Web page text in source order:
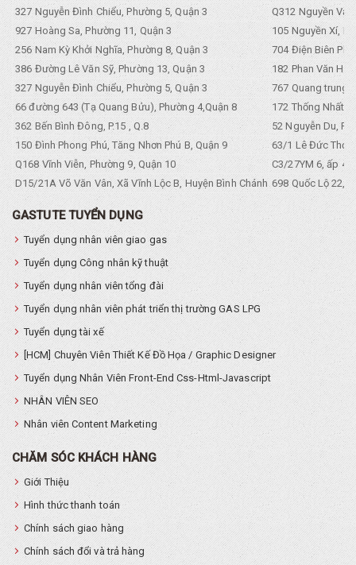
327 Nguyễn Đình Chiểu, Phường 5, Quận 3
Q312 Nguyền
927 Hoàng Sa, Phường 11, Quận 3
105 Nguyền Xí,
256 Nam Kỳ Khởi Nghĩa, Phường 8, Quận 3
704 Điện Biên
386 Đường Lê Văn Sỹ, Phường 13, Quận 3
182 Phan Văn
327 Nguyễn Đình Chiểu, Phường 5, Quận 3
767 Quang trung,
66 đường 643 (Tạ Quang Bửu), Phường 4,Quận 8
172 Thống Nhất.
362 Bến Bình Đông, P.15 , Q.8
52 Nguyễn Du,
150 Đình Phong Phú, Tăng Nhơn Phú B, Quận 9
63/1 Lê Đức Thọ,
Q168 Vĩnh Viễn, Phường 9, Quận 10
C3/27YM 6, ấp 4,
D15/21A Võ Văn Vân, Xã Vĩnh Lộc B, Huyện Bình Chánh 698 Quốc Lộ 22,
GASTUTE TUYỂN DỤNG
Tuyển dụng nhân viên giao gas
Tuyển dụng Công nhân kỹ thuật
Tuyển dụng nhân viên tổng đài
Tuyển dụng nhân viên phát triển thị trường GAS LPG
Tuyển dụng tài xế
[HCM] Chuyên Viên Thiết Kế Đồ Họa / Graphic Designer
Tuyển dụng Nhân Viên Front-End Css-Html-Javascript
NHÂN VIÊN SEO
Nhân viên Content Marketing
CHĂM SÓC KHÁCH HÀNG
Giới Thiệu
Hình thức thanh toán
Chính sách giao hàng
Chính sách đổi và trả hàng